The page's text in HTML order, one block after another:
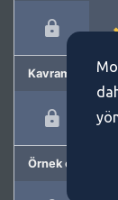
Kavram önerme
Örnek cümleler